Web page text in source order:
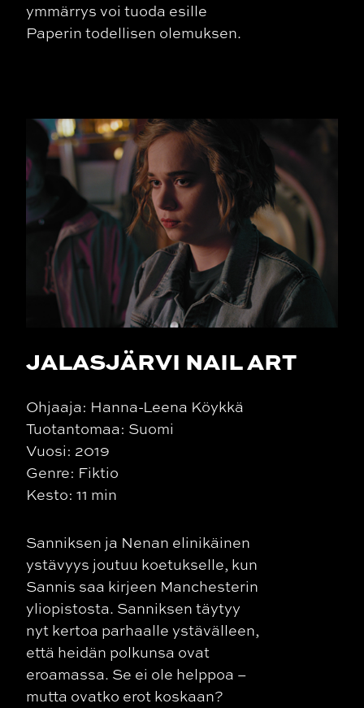
ymmärrys voi tuoda esille
Paperin todellisen olemuksen.
JALASJÄRVI NAIL ART
Ohjaaja: Hanna-Leena Köykkä
Tuotantomaa: Suomi
Vuosi: 2019
Genre: Fiktio
Kesto: 11 min
Sanniksen ja Nenan elinikäinen
ystävyys joutuu koetukselle, kun
Sannis saa kirjeen Manchesterin
yliopistosta. Sanniksen täytyy
nyt kertoa parhaalle ystävälleen,
että heidän polkunsa ovat
eroamassa. Se ei ole helppoa –
mutta ovatko erot koskaan?